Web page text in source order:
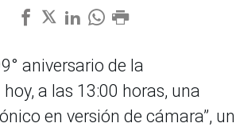
aniversario de la
a las 13:00 horas, una
en versión de cámara”, un